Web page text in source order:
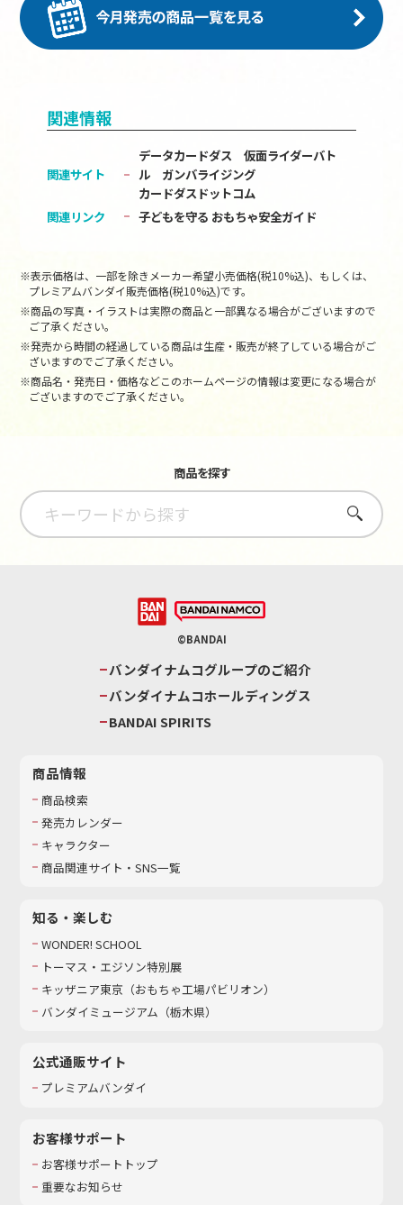
関連情報
関連サイト
データカードダス 仮面ライダーバト
ル ガンバライジング
カードダスドットコム
関連リンク
子どもを守る おもちゃ安全ガイド
※表示価格は、一部を除きメーカー希望小売価格(税10%込)、もしくは、
プレミアムバンダイ販売価格(税10%込)です。
※商品の写真・イラストは実際の商品と一部異なる場合がございますので
ご了承ください。
※発売から時間の経過している商品は生産・販売が終了している場合がご
ざいますのでご了承ください。
※商品名・発売日・価格などこのホームページの情報は変更になる場合が
ございますのでご了承ください。
商品を探す
さがす
©BANDAI
バンダイナムコグループのご紹介
バンダイナムコホールディングス
BANDAI SPIRITS
商品情報
商品検索
発売カレンダー
キャラクター
商品関連サイト・SNS一覧
知る・楽しむ
WONDER! SCHOOL
トーマス・エジソン特別展
キッザニア東京（おもちゃ工場パビリオン）​
バンダイミュージアム（栃木県）
公式通販サイト
プレミアムバンダイ
お客様サポート
お客様サポートトップ
重要なお知らせ